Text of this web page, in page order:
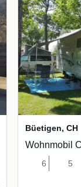
Büetigen, CH
Wohnmobil
6 5